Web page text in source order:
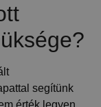
segítünk
érték legyen.